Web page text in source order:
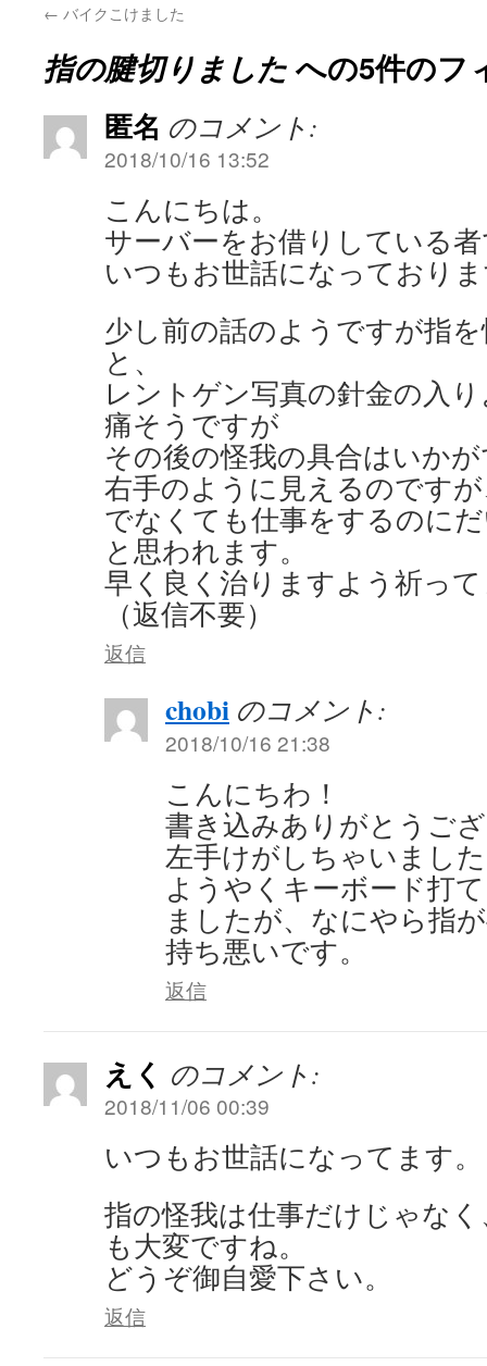
← バイクこけました
指の腱切りましたへの5件のフ
匿名 のコメント:
2018/10/16 13:52
こんにちは。
サーバーをお借りしている
いつもお世話になっており
少し前の話のようですが指
と、
レントゲン写真の針金の入
痛そうですが
その後の怪我の具合はいか
右手のように見えるのです
でなくても仕事をするのに
と思われます。
早く良く治りますよう祈っ
（返信不要）
返信
chobi のコメント:
2018/10/16 21:38
こんにちわ！
書き込みありがとうご
左手けがしちゃいまし
ようやくキーボード打
ましたが、なにやら指
持ち悪いです。
返信
えく のコメント:
2018/11/06 00:39
いつもお世話になってます。
指の怪我は仕事だけじゃな
も大変ですね。
どうぞ御自愛下さい。
返信